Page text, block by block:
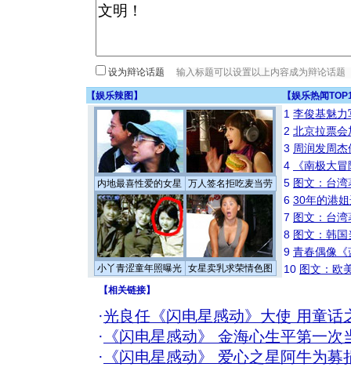
设为辩论话题
【娱乐辣图 】 【娱乐热闻
内地最喜性爱的女星 万人签名拒吃麦当劳
小丫青涩童年照曝光 女星卖乳求荣情色图
1 李俊基魅力
2 北京拉票
3 周润发周
4
《南极大
5 图文：台
6 30年的港
7 图文：台
8 图文：韩
9 青春偶像《
10 图文：欧
【相关链接】
·光良任《闪电星感动》大使 用童话
· 《闪电星感动》 金海心生平第一次
· 《闪电星感动》 爱心之星阿牛为募